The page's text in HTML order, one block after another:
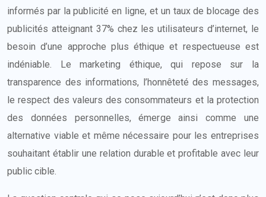
informés par la publicité en ligne, et un taux de blocage des
publicités atteignant 37% chez les utilisateurs d’internet, le
besoin d’une approche plus éthique et respectueuse est
indéniable. Le marketing éthique, qui repose sur la
transparence des informations, l’honnêteté des messages,
le respect des valeurs des consommateurs et la protection
des données personnelles, émerge ainsi comme une
alternative viable et même nécessaire pour les entreprises
souhaitant établir une relation durable et profitable avec leur
public cible.